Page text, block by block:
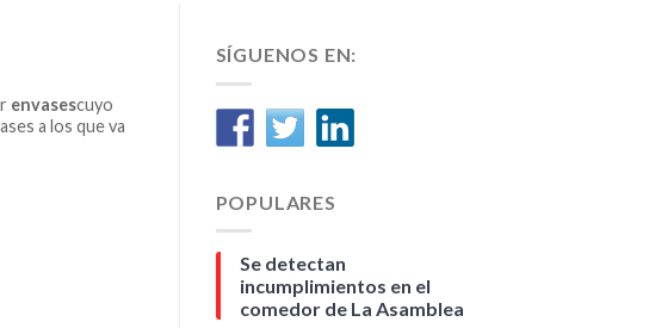
envasescuyo
a los que va
SÍGUENOS EN:
POPULARES
Se detectan
incumplimientos en el
comedor de La Asamblea